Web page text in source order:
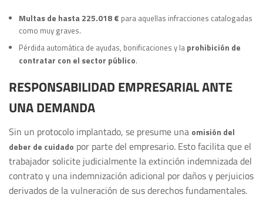
Multas de hasta 225.018 € para aquellas infracciones catalogadas
como muy graves.
Pérdida automática de ayudas, bonificaciones y la prohibición de
contratar con el sector público.
RESPONSABILIDAD EMPRESARIAL ANTE
UNA DEMANDA
Sin un protocolo implantado, se presume una omisión del
deber de cuidado por parte del empresario. Esto facilita que el
trabajador solicite judicialmente la extinción indemnizada del
contrato y una indemnización adicional por daños y perjuicios
derivados de la vulneración de sus derechos fundamentales.